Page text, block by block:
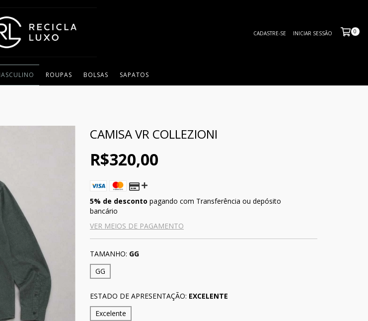
CADASTRE-SE INICIAR SESSÃO 0
ROUPAS BOLSAS SAPATOS
CAMISA VR COLLEZIONI
R$320,00
5% de desconto pagando com Transferência ou depósito
bancário
VER MEIOS DE PAGAMENTO
TAMANHO: GG
GG
ESTADO DE APRESENTAÇÃO: EXCELENTE
Excelente